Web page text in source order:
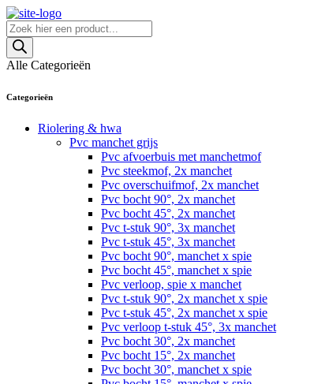
Skip
to
content
Producten
zoeken
Alle Categorieën
Categorieën
Riolering & hwa
Pvc manchet grijs
Pvc afvoerbuis met manchetmof
Pvc steekmof, 2x manchet
Pvc overschuifmof, 2x manchet
Pvc bocht 90°, 2x manchet
Pvc bocht 45°, 2x manchet
Pvc t-stuk 90°, 3x manchet
Pvc t-stuk 45°, 3x manchet
Pvc bocht 90°, manchet x spie
Pvc bocht 45°, manchet x spie
Pvc verloop, spie x manchet
Pvc t-stuk 90°, 2x manchet x spie
Pvc t-stuk 45°, 2x manchet x spie
Pvc verloop t-stuk 45°, 3x manchet
Pvc bocht 30°, 2x manchet
Pvc bocht 15°, 2x manchet
Pvc bocht 30°, manchet x spie